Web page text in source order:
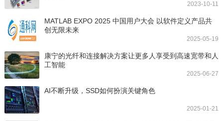
2023-10-11
MATLAB EXPO 2025 中国用户大会 以软件定义产品共
创无限未来
2025-05-19
康宁的光纤和连接解决方案让更多人享受到高速宽带和人
工智能
2025-06-27
AI不断升级，SSD如何扮演关键角色
2025-01-21